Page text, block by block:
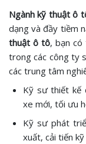
Ngành kỹ thuật ô
dạng và đầy tiềm
thuật ô tô, bạn có
trong các công ty
các trung tâm
Kỹ sư thiết kế
xe mới, tối ưu
Kỹ sư phát
xuất, cải tiến